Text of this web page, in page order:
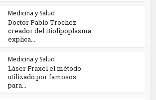
Medicina y Salud
Doctor Pablo Trochez
creador del Biolipoplasma
explica...
Medicina y Salud
Láser Fraxel el método
utilizado por famosos
para...